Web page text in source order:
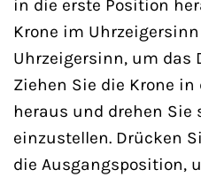
in die erste Position
Krone im
Uhrzeigersinn, um das
Ziehen Sie die Krone
heraus und drehen Sie
einzustellen. Drücken
die Ausgangsposition,